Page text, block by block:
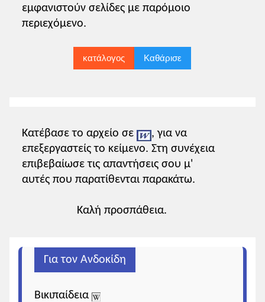
εμφανιστούν σελίδες με παρόμοιο
περιεχόμενο.
κατάλογος Καθάρισε
Κατέβασε το αρχείο σε
, για να
επεξεργαστείς το κείμενο. Στη συνέχεια
επιβεβαίωσε τις απαντήσεις σου μ'
αυτές που παρατίθενται παρακάτω.
Καλή προσπάθεια.
Για τον Ανδοκίδη
Βικιπαίδεια